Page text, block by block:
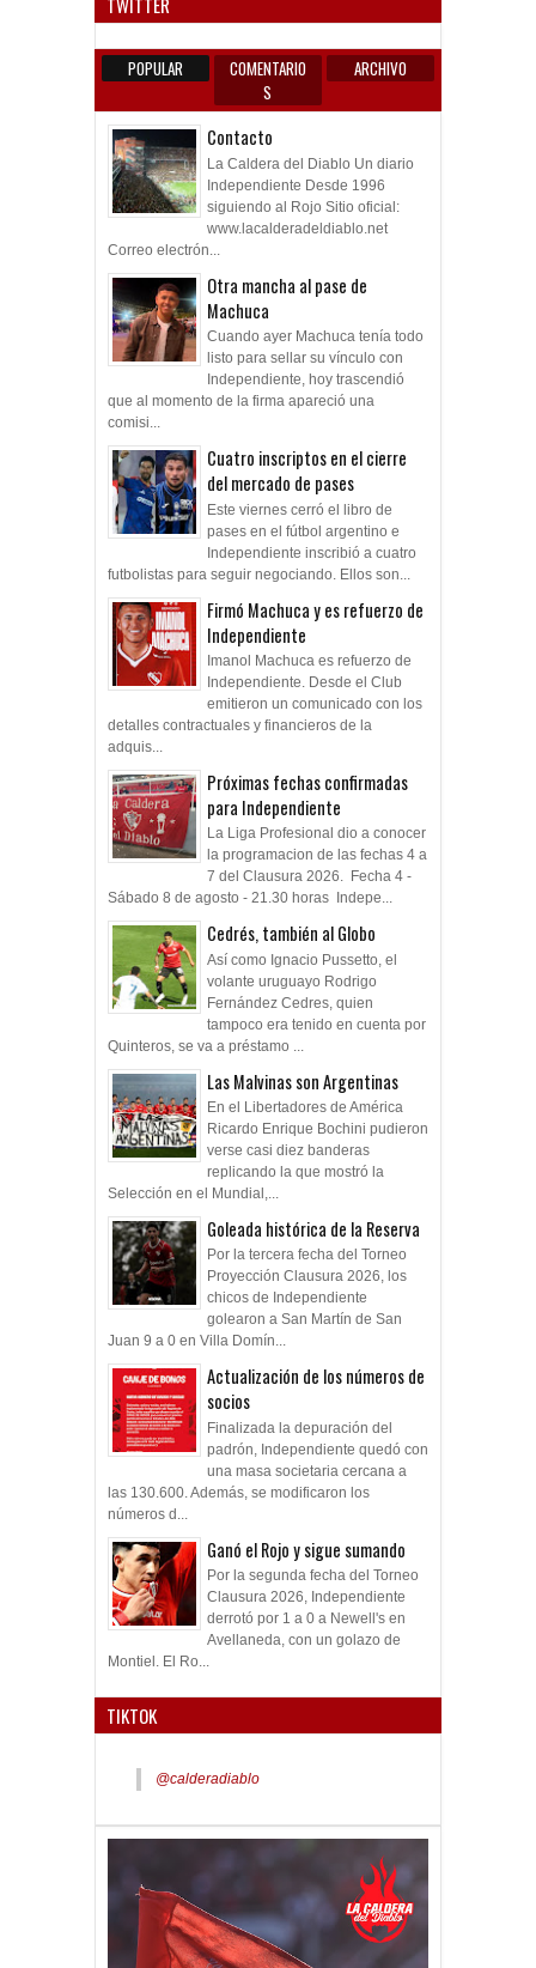
POPULAR
COMENTARIO
S
ARCHIVO
Contacto
La Caldera del Diablo Un diario
Independiente Desde 1996
siguiendo al Rojo Sitio oficial:
www.lacalderadeldiablo.net
Correo electrón...
Otra mancha al pase de
Machuca
Cuando ayer Machuca tenía todo
listo para sellar su vínculo con
Independiente, hoy trascendió
que al momento de la firma apareció una
comisi...
Cuatro inscriptos en el cierre
del mercado de pases
Este viernes cerró el libro de
pases en el fútbol argentino e
Independiente inscribió a cuatro
futbolistas para seguir negociando. Ellos son...
Firmó Machuca y es refuerzo de
Independiente
Imanol Machuca es refuerzo de
Independiente. Desde el Club
emitieron un comunicado con los
detalles contractuales y financieros de la
adquis...
Próximas fechas confirmadas
para Independiente
La Liga Profesional dio a conocer
la programacion de las fechas 4 a
7 del Clausura 2026. Fecha 4 -
Sábado 8 de agosto - 21.30 horas Indepe...
Cedrés, también al Globo
Así como Ignacio Pussetto, el
volante uruguayo Rodrigo
Fernández Cedres, quien
tampoco era tenido en cuenta por
Quinteros, se va a préstamo ...
Las Malvinas son Argentinas
En el Libertadores de América
Ricardo Enrique Bochini pudieron
verse casi diez banderas
replicando la que mostró la
Selección en el Mundial,...
Goleada histórica de la Reserva
Por la tercera fecha del Torneo
Proyección Clausura 2026, los
chicos de Independiente
golearon a San Martín de San
Juan 9 a 0 en Villa Domín...
Actualización de los números de
socios
Finalizada la depuración del
padrón, Independiente quedó con
una masa societaria cercana a
las 130.600. Además, se modificaron los
números d...
Ganó el Rojo y sigue sumando
Por la segunda fecha del Torneo
Clausura 2026, Independiente
derrotó por 1 a 0 a Newell's en
Avellaneda, con un golazo de
Montiel. El Ro...
TIKTOK
@calderadiablo